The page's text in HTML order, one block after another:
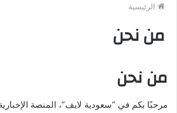
الرئيسية
من نحن
من نحن
مرحبًا بكم في “سعودية لايف”، المنصة